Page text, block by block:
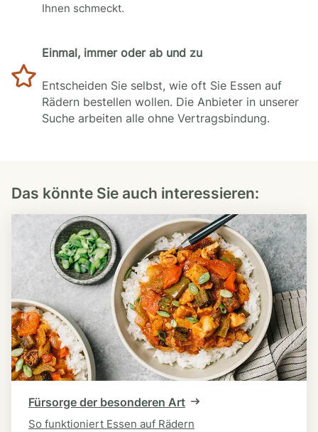
Ihnen schmeckt.
Einmal, immer oder ab und zu
Entscheiden Sie selbst, wie oft Sie Essen auf
Rädern bestellen wollen. Die Anbieter in unserer
Suche arbeiten alle ohne Vertragsbindung.
Das könnte Sie auch interessieren:
Fürsorge der besonderen Art
So funktioniert Essen auf Rädern